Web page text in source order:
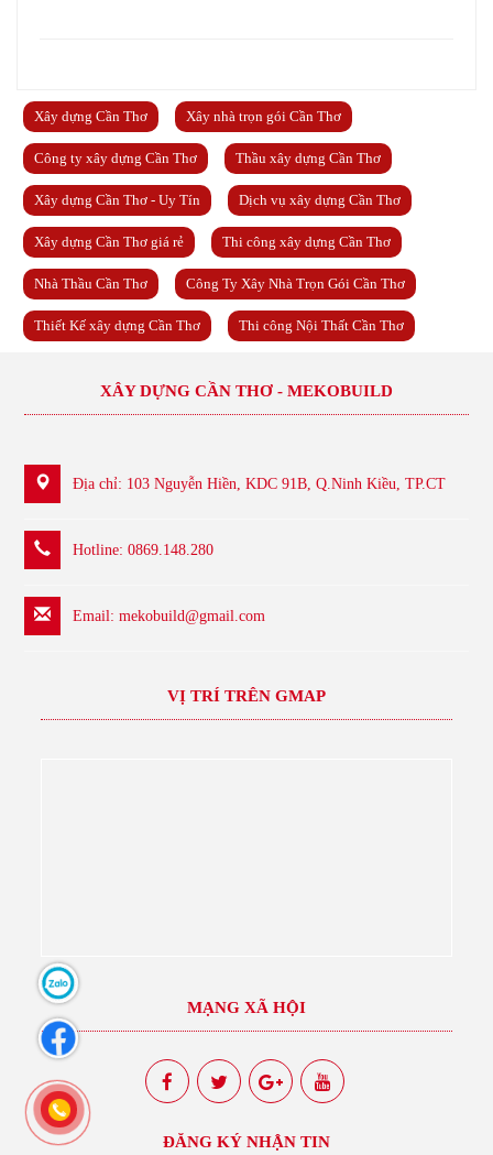
Xây dựng Cần Thơ Xây nhà trọn gói Cần Thơ
Công ty xây dựng Cần Thơ Thầu xây dựng Cần Thơ
Xây dựng Cần Thơ - Uy Tín Dịch vụ xây dựng Cần Thơ
Xây dựng Cần Thơ giá rẻ Thi công xây dựng Cần Thơ
Nhà Thầu Cần Thơ Công Ty Xây Nhà Trọn Gói Cần Thơ
Thiết Kế xây dựng Cần Thơ Thi công Nội Thất Cần Thơ
XÂY DỰNG CẦN THƠ - MEKOBUILD
Địa chỉ: 103 Nguyễn Hiền, KDC 91B, Q.Ninh Kiều, TP.CT
Hotline: 0869.148.280
Email:mekobuild@gmail.com
VỊ TRÍ TRÊN GMAP
MẠNG XÃ HỘI
ĐĂNG KÝ NHẬN TIN